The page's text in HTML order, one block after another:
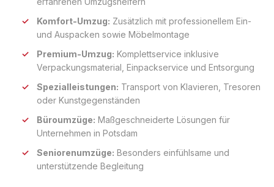
Komfort-Umzug: Zusätzlich mit professionellem Ein-
und Auspacken sowie Möbelmontage
Premium-Umzug: Komplettservice inklusive
Verpackungsmaterial, Einpackservice und Entsorgung
Spezialleistungen: Transport von Klavieren, Tresoren
oder Kunstgegenständen
Büroumzüge: Maßgeschneiderte Lösungen für
Unternehmen in Potsdam
Seniorenumzüge: Besonders einfühlsame und
unterstützende Begleitung